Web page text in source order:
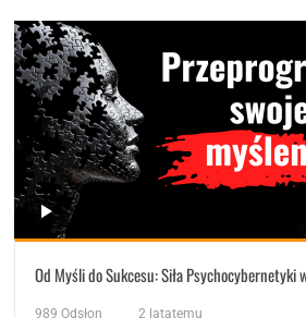
Od Myśli do Sukcesu: Siła Psychocybernetyki
989 Odsłon 2 latatemu